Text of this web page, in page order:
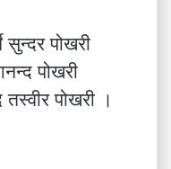
सुन्दर पोखरी
पोखरी
तस्वीर पोखरी ।